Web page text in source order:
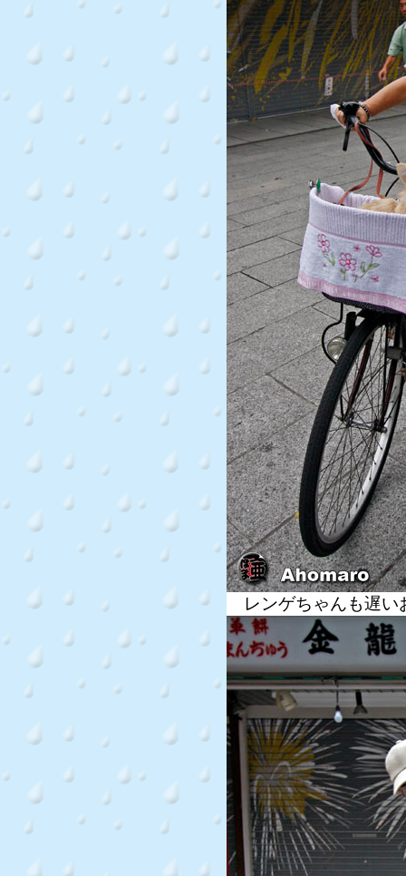
レンゲちゃんも遅い